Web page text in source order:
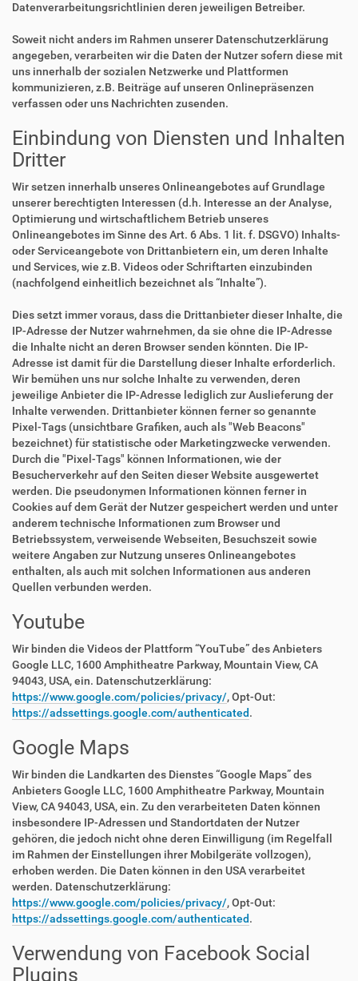
Datenverarbeitungsrichtlinien deren jeweiligen Betreiber.
Soweit nicht anders im Rahmen unserer Datenschutzerklärung
angegeben, verarbeiten wir die Daten der Nutzer sofern diese mit
uns innerhalb der sozialen Netzwerke und Plattformen
kommunizieren, z.B. Beiträge auf unseren Onlinepräsenzen
verfassen oder uns Nachrichten zusenden.
Einbindung von Diensten und Inhalten
Dritter
Wir setzen innerhalb unseres Onlineangebotes auf Grundlage
unserer berechtigten Interessen (d.h. Interesse an der Analyse,
Optimierung und wirtschaftlichem Betrieb unseres
Onlineangebotes im Sinne des Art. 6 Abs. 1 lit. f. DSGVO) Inhalts-
oder Serviceangebote von Drittanbietern ein, um deren Inhalte
und Services, wie z.B. Videos oder Schriftarten einzubinden
(nachfolgend einheitlich bezeichnet als “Inhalte”).
Dies setzt immer voraus, dass die Drittanbieter dieser Inhalte, die
IP-Adresse der Nutzer wahrnehmen, da sie ohne die IP-Adresse
die Inhalte nicht an deren Browser senden könnten. Die IP-
Adresse ist damit für die Darstellung dieser Inhalte erforderlich.
Wir bemühen uns nur solche Inhalte zu verwenden, deren
jeweilige Anbieter die IP-Adresse lediglich zur Auslieferung der
Inhalte verwenden. Drittanbieter können ferner so genannte
Pixel-Tags (unsichtbare Grafiken, auch als "Web Beacons"
bezeichnet) für statistische oder Marketingzwecke verwenden.
Durch die "Pixel-Tags" können Informationen, wie der
Besucherverkehr auf den Seiten dieser Website ausgewertet
werden. Die pseudonymen Informationen können ferner in
Cookies auf dem Gerät der Nutzer gespeichert werden und unter
anderem technische Informationen zum Browser und
Betriebssystem, verweisende Webseiten, Besuchszeit sowie
weitere Angaben zur Nutzung unseres Onlineangebotes
enthalten, als auch mit solchen Informationen aus anderen
Quellen verbunden werden.
Youtube
Wir binden die Videos der Plattform “YouTube” des Anbieters
Google LLC, 1600 Amphitheatre Parkway, Mountain View, CA
94043, USA, ein. Datenschutzerklärung:
https://www.google.com/policies/privacy/, Opt-Out:
https://adssettings.google.com/authenticated.
Google Maps
Wir binden die Landkarten des Dienstes “Google Maps” des
Anbieters Google LLC, 1600 Amphitheatre Parkway, Mountain
View, CA 94043, USA, ein. Zu den verarbeiteten Daten können
insbesondere IP-Adressen und Standortdaten der Nutzer
gehören, die jedoch nicht ohne deren Einwilligung (im Regelfall
im Rahmen der Einstellungen ihrer Mobilgeräte vollzogen),
erhoben werden. Die Daten können in den USA verarbeitet
werden. Datenschutzerklärung:
https://www.google.com/policies/privacy/, Opt-Out:
https://adssettings.google.com/authenticated.
Verwendung von Facebook Social
Plugins